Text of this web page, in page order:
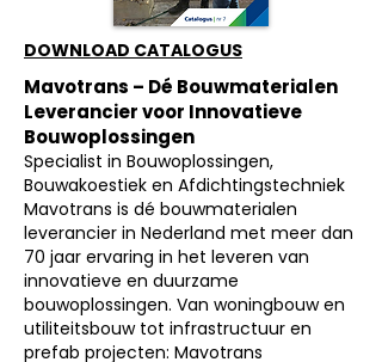
DOWNLOAD CATALOGUS
Mavotrans – Dé Bouwmaterialen
Leverancier voor Innovatieve
Bouwoplossingen
Specialist in Bouwoplossingen,
Bouwakoestiek en Afdichtingstechniek
Mavotrans is dé bouwmaterialen
leverancier in Nederland met meer dan
70 jaar ervaring in het leveren van
innovatieve en duurzame
bouwoplossingen. Van woningbouw en
utiliteitsbouw tot infrastructuur en
prefab projecten: Mavotrans